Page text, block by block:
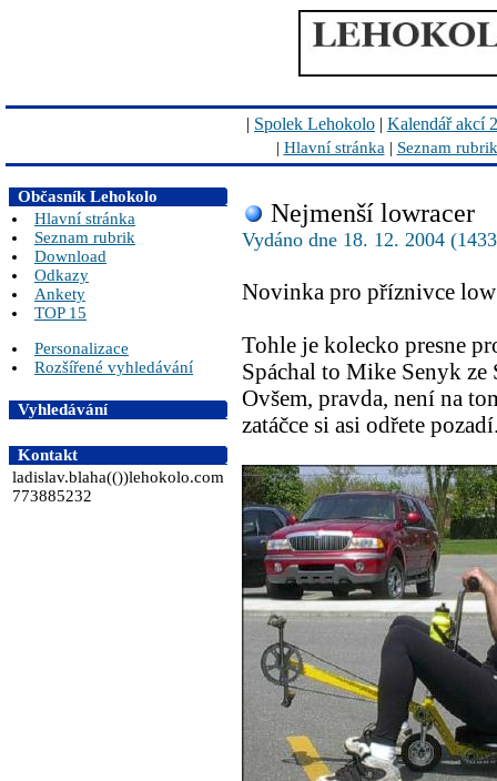
| Spolek Lehokolo | Kalendář akcí
| Hlavní stránka | Seznam rubrik
Občasník Lehokolo
Hlavní stránka
Seznam rubrik
Download
Odkazy
Ankety
TOP 15
Personalizace
Rozšířené vyhledávání
Vyhledávání
Kontakt
ladislav.blaha(())lehokolo.com
773885232
Nejmenší lowracer
Vydáno dne 18. 12. 2004
Novinka pro příznivce low
Tohle je kolecko presne
Spáchal to Mike Senyk
Ovšem, pravda, není na
zatáčce si asi odřete